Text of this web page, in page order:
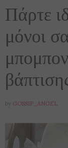
Πάρτε
μόνοι
by GOSSIP_ANGEL